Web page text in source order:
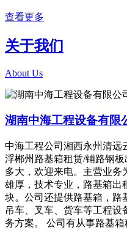
查看更多
关于我们
About Us
湖南中海工程设备有限
中海工程公司湘西永州清远
浮郴州路基箱租赁/铺路钢
多大，欢迎来电。主营业务
雄厚，技术专业，路基箱出
块。公司还提供路基箱，路
吊车、叉车、货车等工程设
务方案。 公司有从事路基